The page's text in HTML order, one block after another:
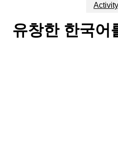
Activity
유창한 한국어